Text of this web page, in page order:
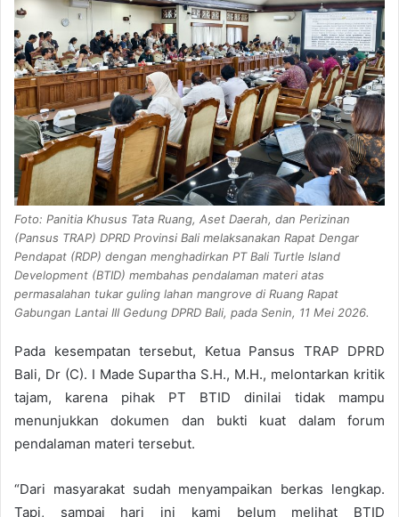
Foto: Panitia Khusus Tata Ruang, Aset Daerah, dan Perizinan
(Pansus TRAP) DPRD Provinsi Bali melaksanakan Rapat Dengar
Pendapat (RDP) dengan menghadirkan PT Bali Turtle Island
Development (BTID) membahas pendalaman materi atas
permasalahan tukar guling lahan mangrove di Ruang Rapat
Gabungan Lantai III Gedung DPRD Bali, pada Senin, 11 Mei 2026.
Pada kesempatan tersebut, Ketua Pansus TRAP DPRD
Bali, Dr (C). I Made Supartha S.H., M.H., melontarkan kritik
tajam, karena pihak PT BTID dinilai tidak mampu
menunjukkan dokumen dan bukti kuat dalam forum
pendalaman materi tersebut.
“Dari masyarakat sudah menyampaikan berkas lengkap.
Tapi, sampai hari ini kami belum melihat BTID